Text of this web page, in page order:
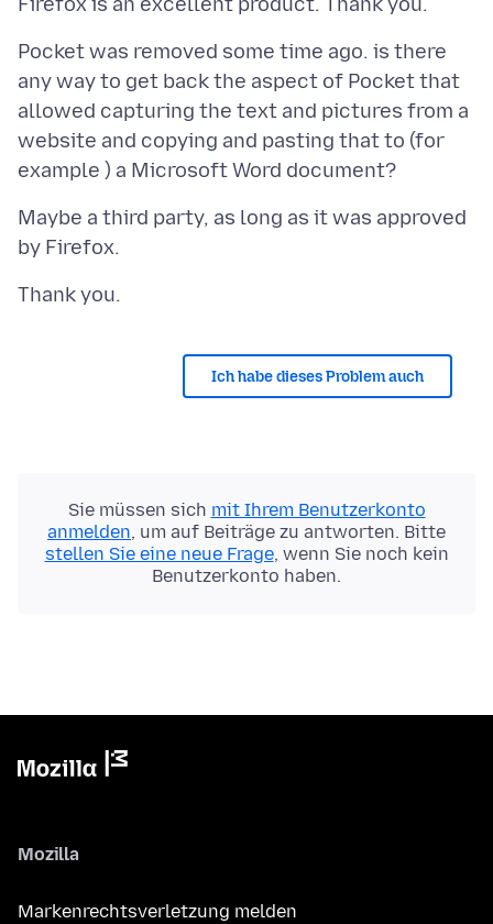
Pocket was removed some time ago. is there
any way to get back the aspect of Pocket that
allowed capturing the text and pictures from a
website and copying and pasting that to (for
Maybe a third party, as long as it was approved
Ich habe dieses Problem auch
Sie müssen sich mit Ihrem Benutzerkonto
anmelden, um auf Beiträge zu antworten. Bitte
stellen Sie eine neue Frage, wenn Sie noch kein
Benutzerkonto haben.
Mozilla
Markenrechtsverletzung melden